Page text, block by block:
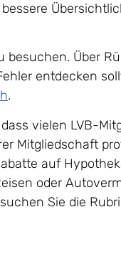
besuchen. Über
entdecken
.
vielen LVB-
Mitgliedschaft
auf
oder
Sie die